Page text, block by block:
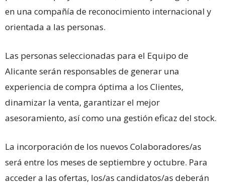
en una compañía de reconocimiento internacional y
orientada a las personas.
Las personas seleccionadas para el Equipo de
Alicante serán responsables de generar una
experiencia de compra óptima a los Clientes,
dinamizar la venta, garantizar el mejor
asesoramiento, así como una gestión eficaz del stock.
La incorporación de los nuevos Colaboradores/as
será entre los meses de septiembre y octubre. Para
acceder a las ofertas, los/as candidatos/as deberán